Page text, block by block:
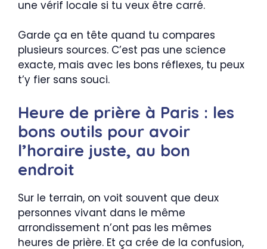
une vérif locale si tu veux être carré.
Garde ça en tête quand tu compares
plusieurs sources. C’est pas une science
exacte, mais avec les bons réflexes, tu peux
t’y fier sans souci.
Heure de prière à Paris : les
bons outils pour avoir
l’horaire juste, au bon
endroit
Sur le terrain, on voit souvent que deux
personnes vivant dans le même
arrondissement n’ont pas les mêmes
heures de prière. Et ça crée de la confusion,